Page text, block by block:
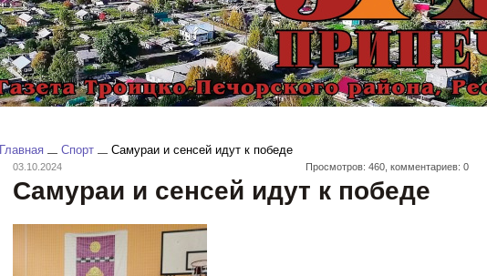
Главная Спорт Самураи и сенсей идут к победе
03.10.2024 Просмотров: 460, комментариев: 0
Самураи и сенсей идут к победе